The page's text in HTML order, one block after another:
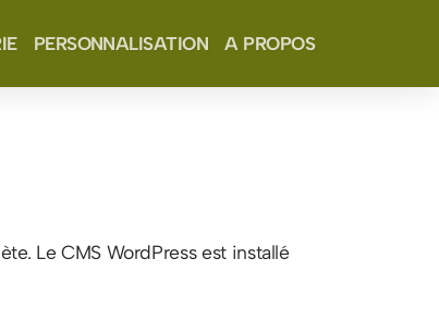
PERSONNALISATION A PROPOS
Le CMS WordPress est installé